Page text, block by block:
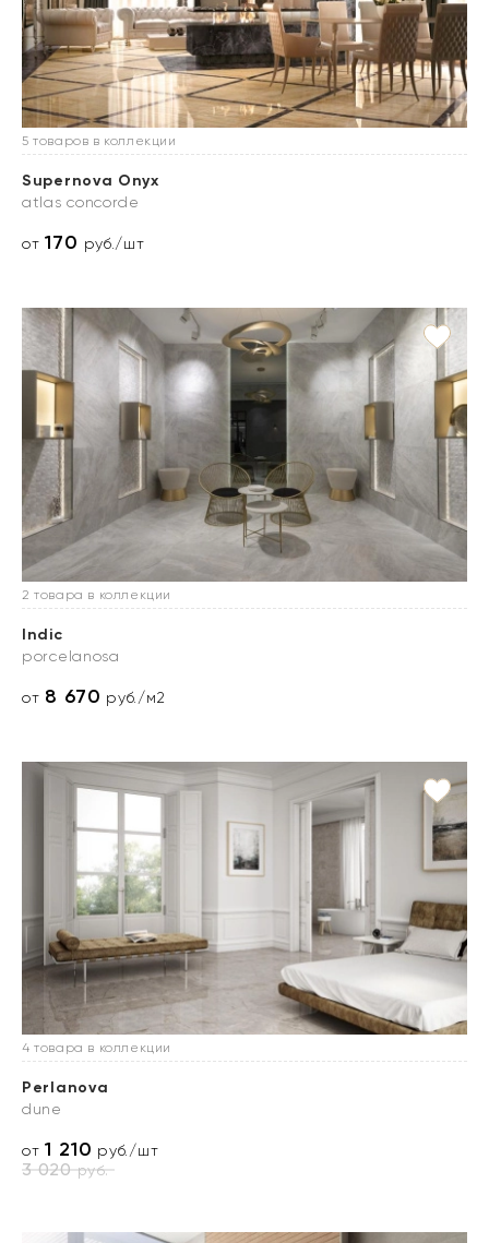
5 товаров в коллекции
Supernova Onyx
atlas concorde
от170 руб./шт
2 товара в коллекции
Indic
porcelanosa
от 8 670 руб./м2
4 товара в коллекции
Perlanova
dune
от1 210 руб./шт
3 020руб.